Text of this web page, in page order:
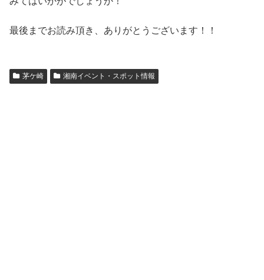
最後までお読み頂き、ありがとうございます！！
茅ケ崎 湘南イベント・スポット情報